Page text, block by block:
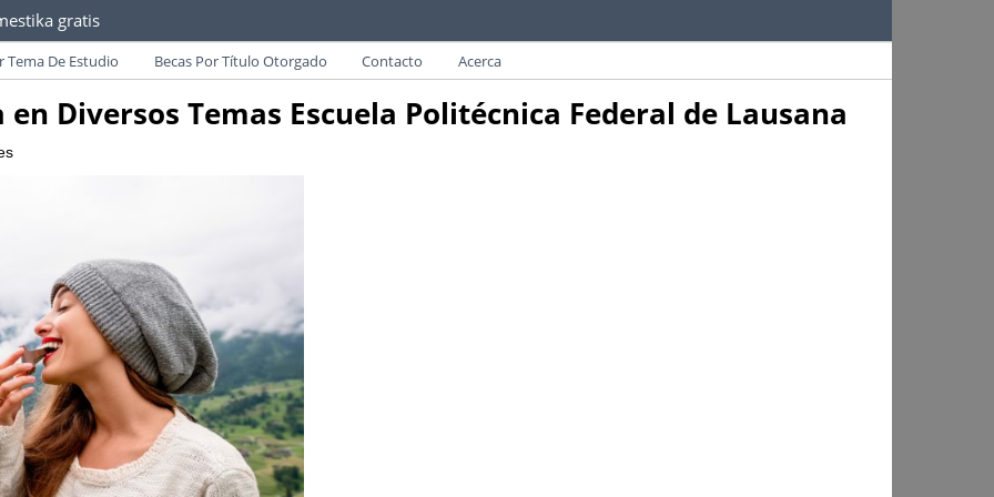
gratis
convocatorias y requisitos de becas para Paraguayos.
Tema De Estudio Becas Por Título Otorgado Contacto Acerca
Diversos Temas Escuela Politécnica Federal de Lausana